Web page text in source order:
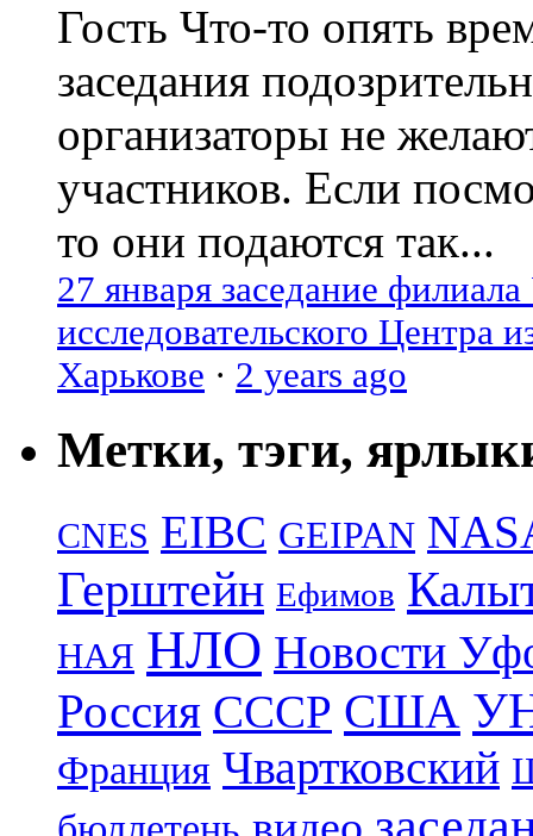
Гость Что-то опять
заседания
организаторы не
участников. Если
то они подаются так...
27 января заседание
исследовательского Центра
Харькове · 2 years ago
Метки, тэги,
CNES EIBC GEIPAN
Герштейн Ефимов
НАЯ НЛО Новости
Россия СССР США
Франция Чвартковский